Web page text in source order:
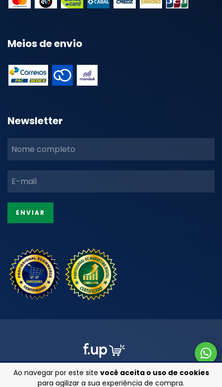
Ao navegar por este site você aceita o uso de cookies
para agilizar a sua experiência de compra.
Meios de envio
Newsletter